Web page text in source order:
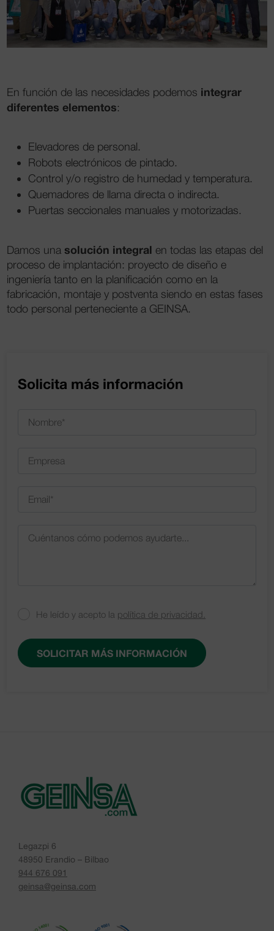
En función de las necesidades podemos integrar
diferentes elementos:
Elevadores de personal.
Robots electrónicos de pintado.
Control y/o registro de humedad y temperatura.
Quemadores de llama directa o indirecta.
Puertas seccionales manuales y motorizadas.
Damos una solución integral en todas las etapas del
proceso de implantación: proyecto de diseño e
ingeniería tanto en la planificación como en la
fabricación, montaje y postventa siendo en estas fases
todo personal perteneciente a GEINSA.
Solicita más información
He leído y acepto la política de privacidad.
SOLICITAR MÁS INFORMACIÓN
Legazpi 6
48950 Erandio – Bilbao
944 676 091
geinsa@geinsa.com